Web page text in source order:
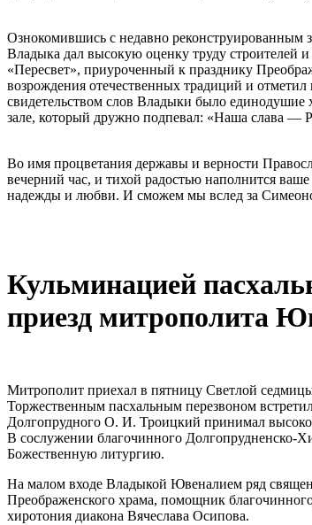
Ознокомившись с недавно реконструированным
Владыка дал высокую оценку труду строителей
«Пересвет», приуроченный к празднику
возрождения отечественных традиций и
свидетельством слов Владыки было единодушие
зале, который дружно подпевал: «Наша слава —
Во имя процветания державы и верности
вечерний час, и тихой радостью наполнится
надежды и любви. И сможем мы вслед за
Кульминацией
приезд митрополита
Митрополит приехал в пятницу Светлой
Торжественным пасхальным перезвоном
Долгопрудного О. И. Троицкий принимал
В сослужении благочинного Долгопрудненско-
Божественную литургию.
На малом входе Владыкой Ювеналием ряд
Преображенского храма, помощник
хиротония диакона Вячеслава Осипова.